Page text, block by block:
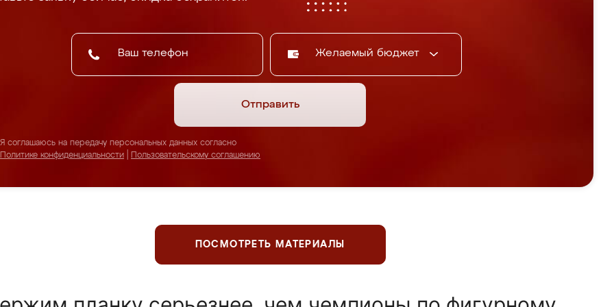
Желаемый бюджет
Отправить
Я соглашаюсь на передачу персональных данных согласно
Политике конфиденциальности
Пользовательскому соглашению
ПОСМОТРЕТЬ МАТЕРИАЛЫ